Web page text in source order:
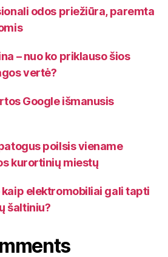
odos priežiūra, paremta
– nuo ko priklauso šios
vertė?
Google išmanusis
poilsis viename
kurortinių miestų
kaip elektromobiliai gali tapti
šaltiniu?